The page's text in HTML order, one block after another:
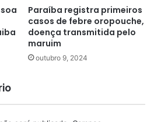
Paraíba registra primeiros
casos de febre oropouche,
doença transmitida pelo
maruim
outubro 9, 2024